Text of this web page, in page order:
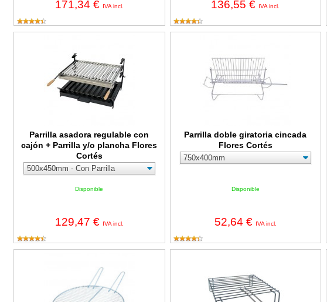
171,34 € IVA incl. 136,55 € IVA incl.
Parrilla asadora regulable con
cajón + Parrilla y/o plancha Flores
Cortés
Disponible
129,47 € IVA incl.
Parrilla doble giratoria cincada
Flores Cortés
Disponible
52,64 € IVA incl.